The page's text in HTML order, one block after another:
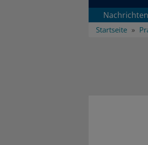
Nachrichten
Startseite